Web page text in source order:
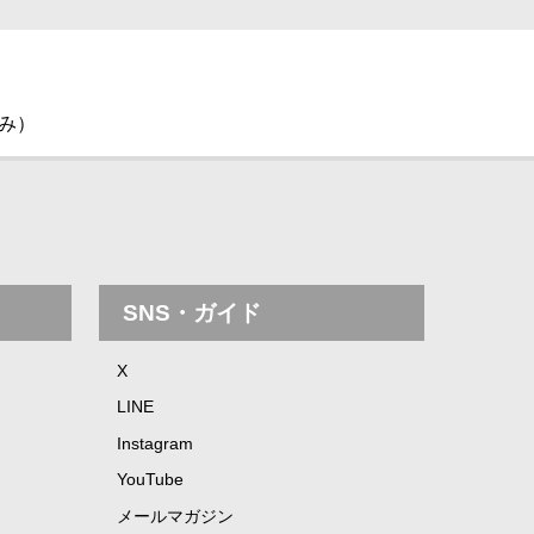
）
SNS・ガイド
X
LINE
Instagram
YouTube
メールマガジン